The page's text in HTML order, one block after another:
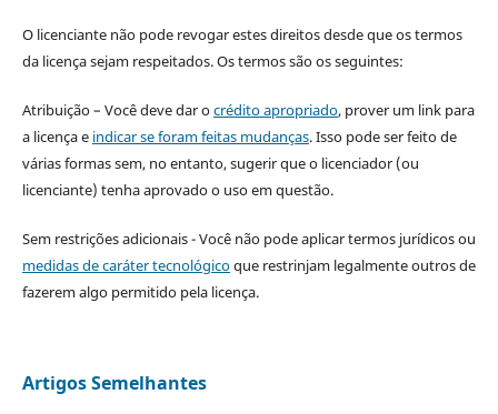
O licenciante não pode revogar estes direitos desde que os termos
da licença sejam respeitados. Os termos são os seguintes:
Atribuição – Você deve dar ocrédito apropriado, prover um link para
a licença e indicar se foram feitas mudanças. Isso pode ser feito de
várias formas sem, no entanto, sugerir que o licenciador (ou
licenciante) tenha aprovado o uso em questão.
Sem restrições adicionais - Você não pode aplicar termos jurídicos ou
medidas de caráter tecnológicoque restrinjam legalmente outros de
fazerem algo permitido pela licença.
Artigos Semelhantes